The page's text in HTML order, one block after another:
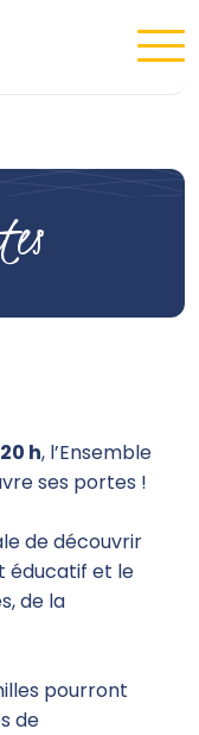
h, l’Ensemble
ses portes !
de découvrir
éducatif et le
de la
pourront
de